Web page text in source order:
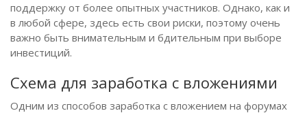
поддержку от более опытных участников. Однако, как и
в любой сфере, здесь есть свои риски, поэтому очень
важно быть внимательным и бдительным при выборе
инвестиций.
Схема для заработка с вложениями
Одним из способов заработка с вложением на форумах